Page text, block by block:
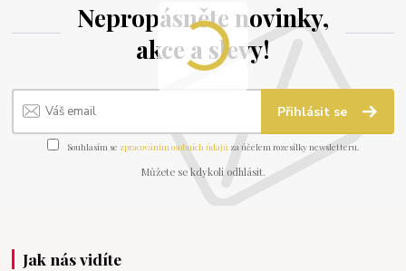
Nepropásněte novinky,
akce a slevy!
Přihlásit se
Souhlasím se zpracováním osobních údajů za účelem rozesílky newsletteru.
Můžete se kdykoli odhlásit.
Jak nás vidíte